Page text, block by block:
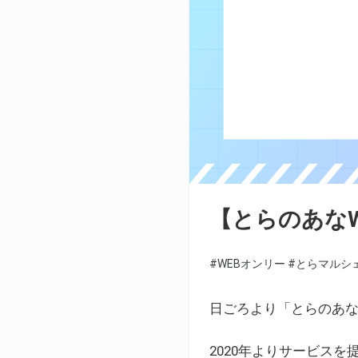
【とらのあ
#WEBオンリー #とらマルシ
日ごろより「とらのあ
2020年よりサービスを